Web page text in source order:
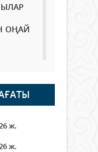
ОҢАЙ
ж.
ж.